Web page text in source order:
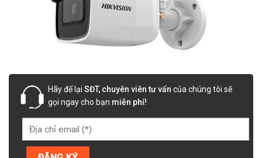
Hãy để lại SĐT, chuyên viên tư vấn của chúng tôi sẽ
gọi ngay cho bạn miễn phí!